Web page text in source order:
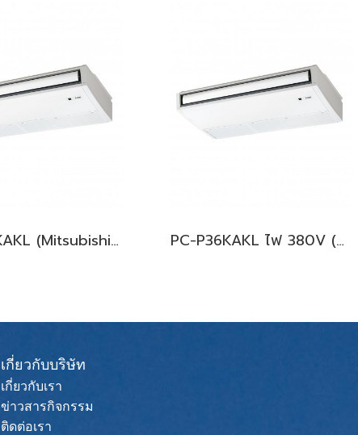
PC-P30KAKL (Mitsubishi Electric Mr.Slim) รุ่นแขวนใต้ฝ้าเพดาน ระบบ Fixspeed น้ำยา R410A พร้อมบริการติดตั้ง PC-P36KAKL ไฟ 380V (Mitsubishi Electric Mr.Slim) รุ่นแขวนใต้ฝ้าเพดาน ระบบ Fixspeed น้ำยา R410A พร้อมบริการติดตั้ง
เกี่ยวกับบริษัท
เกี่ยวกับเรา
ข่าวสารกิจกรรม
ติดต่อเรา